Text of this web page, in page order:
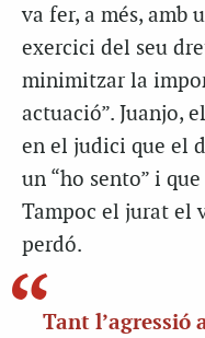
va fer, a més, amb
exercici del seu
minimitzar la
actuació”. Juanjo,
en el judici que el
un “ho sento” i
Tampoc el jurat el
perdó.
Tant l’agressió